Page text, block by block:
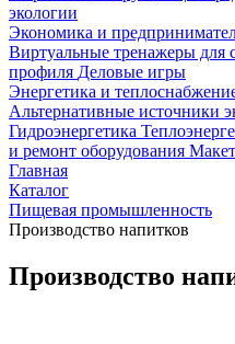
экологии
Экономика и
Виртуальные тренажеры для
профиля Деловые игры
Энергетика и
Альтернативные источники
Гидроэнергетика
и ремонт оборудования
Главная
Каталог
Пищевая промышленность
Производство напитков
Производство